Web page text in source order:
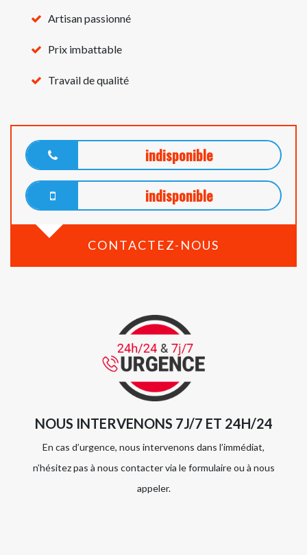
Artisan passionné
Prix imbattable
Travail de qualité
indisponible
indisponible
CONTACTEZ-NOUS
NOUS INTERVENONS 7J/7 ET 24H/24
En cas d’urgence, nous intervenons dans l’immédiat,
n’hésitez pas à nous contacter via le formulaire ou à nous
appeler.